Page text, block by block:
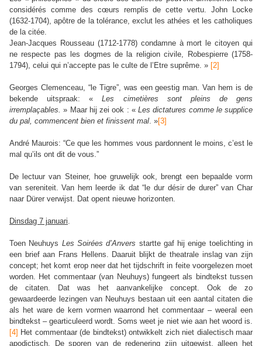
considérés comme des cœurs remplis de cette vertu. John Locke
(1632-1704), apôtre de la tolérance, exclut les athées et les catholiques
de la citée.
Jean-Jacques Rousseau (1712-1778) condamne à mort le citoyen qui
ne respecte pas les dogmes de la religion civile, Robespierre (1758-
1794), celui qui n’accepte pas le culte de l’Etre suprême. » [2]
Georges Clemenceau, “le Tigre”, was een geestig man. Van hem is de
bekende uitspraak: «Les cimetières sont pleins de gens
irremplaçables. » Maar hij zei ook : « Les dictatures comme le supplice
du pal, commencent bien et finissent mal. »[3]
André Maurois: “Ce que les hommes vous pardonnent le moins, c’est le
mal qu’ils ont dit de vous.”
De lectuur van Steiner, hoe gruwelijk ook, brengt een bepaalde vorm
van sereniteit. Van hem leerde ik dat “le dur désir de durer” van Char
naar Dürer verwijst. Dat opent nieuwe horizonten.
Dinsdag 7 januari.
Toen Neuhuys Les Soirées d’Anvers startte gaf hij enige toelichting in
een brief aan Frans Hellens. Daaruit blijkt de theatrale inslag van zijn
concept; het komt erop neer dat het tijdschrift in feite voorgelezen moet
worden. Het commentaar (van Neuhuys) fungeert als bindtekst tussen
de citaten. Dat was het aanvankelijke concept. Ook de zo
gewaardeerde lezingen van Neuhuys bestaan uit een aantal citaten die
als het ware de kern vormen waarrond het commentaar – weeral een
bindtekst – gearticuleerd wordt. Soms weet je niet wie aan het woord is.
[4] Het commentaar (de bindtekst) ontwikkelt zich niet dialectisch maar
apodictisch. De sporen van de redenering zijn uitgewist, alleen het